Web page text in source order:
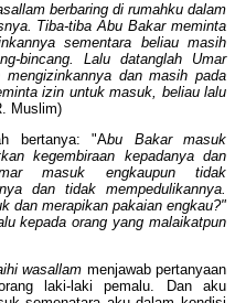
berbaring di rumahku dalam
Tiba-tiba Abu Bakar meminta
sementara beliau masih
bincang. Lalu datanglah Umar
dan masih pada
izin untuk masuk, beliau lalu
Muslim)
bertanya: "Abu Bakar masuk
kegembiraan kepadanya dan
masuk engkaupun tidak
dan tidak mempedulikannya.
dan merapikan pakaian engkau?"
kepada orang yang malaikatpun
wasallam menjawab pertanyaan
laki-laki pemalu. Dan aku